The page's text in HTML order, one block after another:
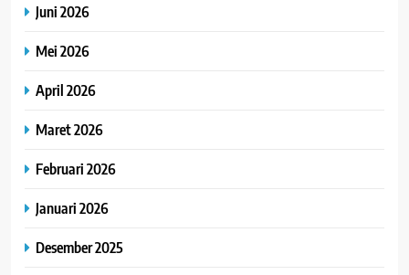
Juni 2026
Mei 2026
April 2026
Maret 2026
Februari 2026
Januari 2026
Desember 2025